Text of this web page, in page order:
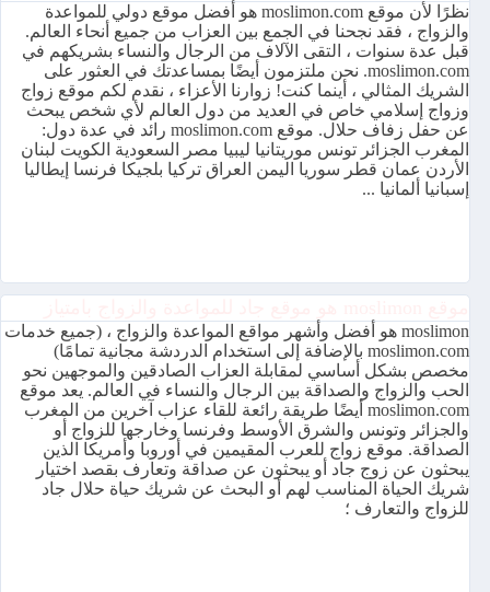
نظرًا لأن موقع moslimon.com هو أفضل موقع دولي للمواعدة
والزواج ، فقد نجحنا في الجمع بين العزاب من جميع أنحاء العالم.
قبل عدة سنوات ، التقى الآلاف من الرجال والنساء بشريكهم في
moslimon.com. نحن ملتزمون أيضًا بمساعدتك في العثور على
الشريك المثالي ، أينما كنت! زوارنا الأعزاء ، نقدم لكم موقع زواج
وزواج إسلامي خاص في العديد من دول العالم لأي شخص يبحث
عن حفل زفاف حلال. موقع moslimon.com رائد في عدة دول:
المغرب الجزائر تونس موريتانيا ليبيا مصر السعودية الكويت لبنان
الأردن عمان قطر سوريا اليمن العراق تركيا بلجيكا فرنسا إيطاليا
إسبانيا ألمانيا ...
moslimon هو أفضل وأشهر مواقع المواعدة والزواج ، (جميع خدمات
moslimon.com بالإضافة إلى استخدام الدردشة مجانية تمامًا)
مخصص بشكل أساسي لمقابلة العزاب الصادقين والموجهين نحو
الحب والزواج والصداقة بين الرجال والنساء في العالم. يعد موقع
moslimon.com أيضًا طريقة رائعة للقاء عزاب آخرين من المغرب
والجزائر وتونس والشرق الأوسط وفرنسا وخارجها للزواج أو
الصداقة. موقع زواج للعرب المقيمين في أوروبا وأمريكا الذين
يبحثون عن زوج جاد أو يبحثون عن صداقة وتعارف بقصد اختيار
شريك الحياة المناسب لهم أو البحث عن شريك حياة حلال جاد
للزواج والتعارف ؛